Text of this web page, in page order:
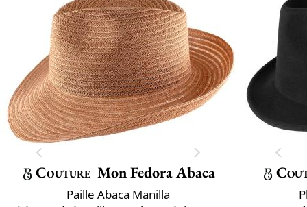
Couture Mon Fedora Abaca
Paille Abaca Manilla